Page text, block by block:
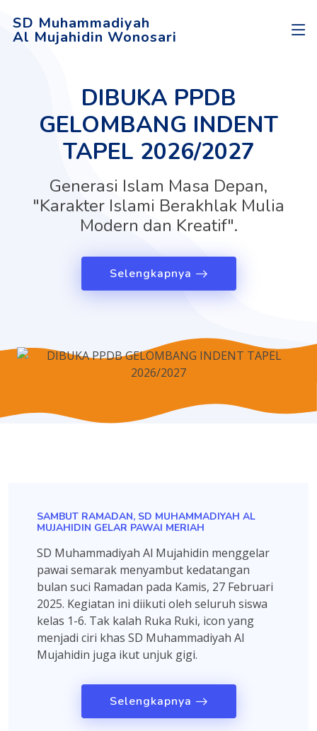
SD Muhammadiyah
Al Mujahidin Wonosari
DIBUKA PPDB
GELOMBANG INDENT
TAPEL 2026/2027
Generasi Islam Masa Depan,
"Karakter Islami Berakhlak Mulia
Modern dan Kreatif".
Selengkapnya
SAMBUT RAMADAN, SD MUHAMMADIYAH AL
MUJAHIDIN GELAR PAWAI MERIAH
SD Muhammadiyah Al Mujahidin menggelar
pawai semarak menyambut kedatangan
bulan suci Ramadan pada Kamis, 27 Februari
2025. Kegiatan ini diikuti oleh seluruh siswa
kelas 1-6. Tak kalah Ruka Ruki, icon yang
menjadi ciri khas SD Muhammadiyah Al
Mujahidin juga ikut unjuk gigi.
Selengkapnya